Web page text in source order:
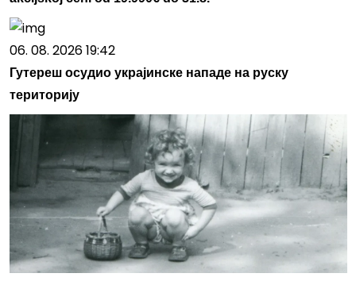
06. 08. 2026 19:42
Гутереш осудио украјинске нападе на руску
територију